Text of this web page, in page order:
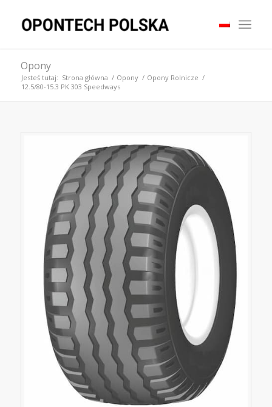
Opony
Jesteś tutaj: Strona główna / Opony / Opony Rolnicze /
12.5/80-15.3 PK 303 Speedways